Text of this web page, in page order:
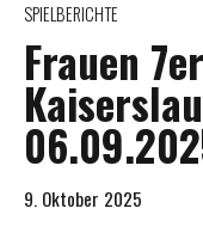
SPIELBERICHTE
Frauen
9. Oktober 2025